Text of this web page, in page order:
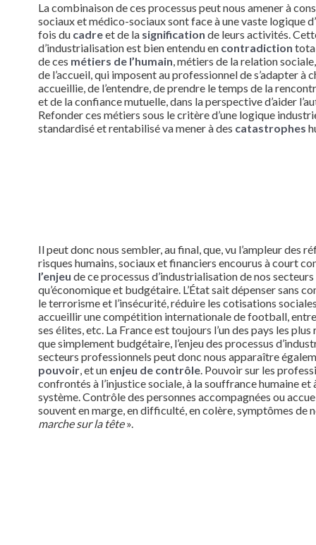
La combinaison de ces processus peut nous amener à
sociaux et médico-sociaux sont face à une vaste logique d’
fois du cadreet de la signification de leurs activités.
d’industrialisation est bien entendu en contradiction
de ces métiers de l’humain, métiers de la relation
de l’accueil, qui imposent au professionnel de s’adapter à
accueillie, de l’entendre, de prendre le temps de la
et de la confiance mutuelle, dans la perspective d’aider
Refonder ces métiers sous le critère d’une logique
standardisé et rentabilisé va mener à des catastrophes
Il peut donc nous sembler, au final, que, vu l’ampleur des
risques humains, sociaux et financiers encourus à court
l’enjeu de ce processus d’industrialisation de nos secteurs
qu’économique et budgétaire. L’État sait dépenser sans
le terrorisme et l’insécurité, réduire les cotisations
accueillir une compétition internationale de football,
ses élites, etc. La France est toujours l’un des pays les
que simplement budgétaire, l’enjeu des processus
secteurs professionnels peut donc nous apparaître
pouvoir, et un enjeu de contrôle. Pouvoir sur les
confrontés à l’injustice sociale, à la souffrance humaine
système. Contrôle des personnes accompagnées ou
souvent en marge, en difficulté, en colère, symptômes de
marche sur la tête».